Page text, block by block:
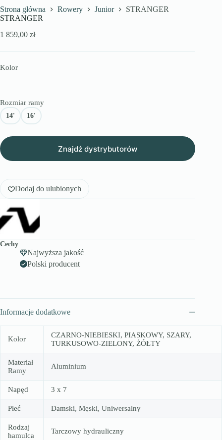
Strona główna Rowery Junior
STRANGER
STRANGER
1 859,00 zł
Kolor
Rozmiar ramy
14' 16'
Znajdź dystrybutorów
Dodaj do ulubionych
Cechy
Najwyższa jakość
Polski producent
Informacje dodatkowe
Kolor
CZARNO-NIEBIESKI, PIASKOWY, SZARY,
TURKUSOWO-ZIELONY, ŻÓŁTY
Materiał
Ramy
Aluminium
Napęd 3 x 7
Płeć Damski, Męski, Uniwersalny
Rodzaj
hamulca
Tarczowy hydrauliczny